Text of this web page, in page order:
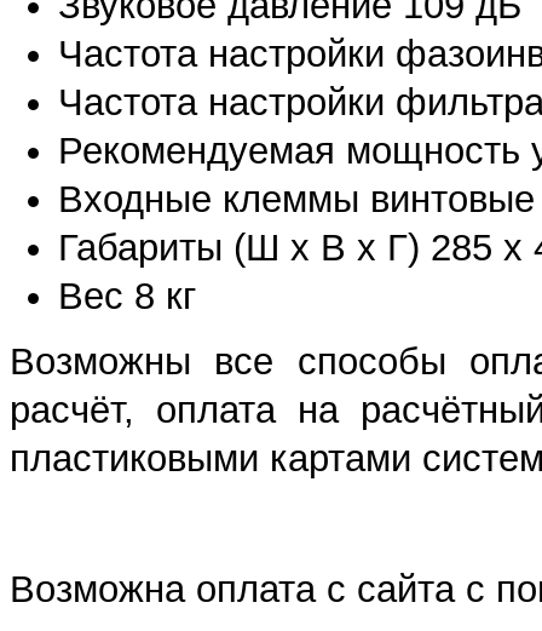
Частота настройки
Частота настройки
Рекомендуемая мощность
Входные клеммы
Габариты (Ш х В х Г) 285 х
Вес 8 кг
Возможны все способы
расчёт, оплата на
пластиковыми картами
Возможна оплата с сайта с